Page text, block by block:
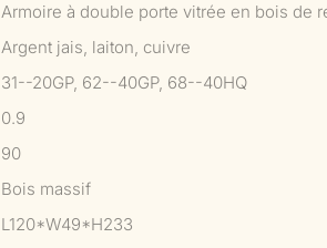
Armoire à double porte vitrée en bois de
Argent jais, laiton, cuivre
31--20GP, 62--40GP, 68--40HQ
0.9
90
Bois massif
L120*W49*H233